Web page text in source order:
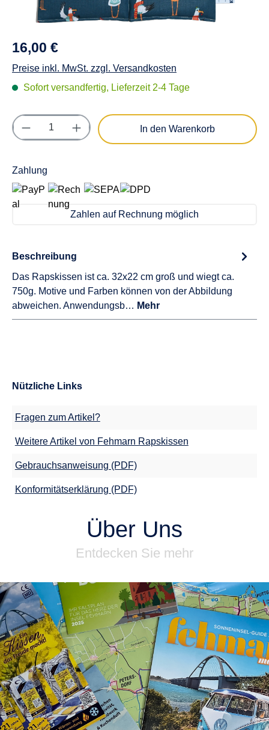
16,00 €
Preise inkl. MwSt. zzgl. Versandkosten
Sofort versandfertig, Lieferzeit 2-4 Tage
Produkt Anzahl: Gib den gewünschten
In den Warenkorb
Zahlung
Zahlen auf Rechnung möglich
Beschreibung
Das Rapskissen ist ca. 32x22 cm groß und wiegt ca.
750g. Motive und Farben können von der Abbildung
abweichen. Anwendungsb… Mehr
Nützliche Links
Fragen zum Artikel?
Weitere Artikel von Fehmarn Rapskissen
Gebrauchsanweisung (PDF)
Konformitätserklärung (PDF)
Über Uns
Entdecken Sie mehr